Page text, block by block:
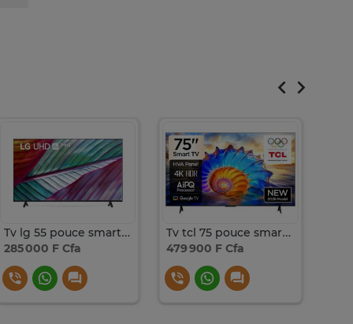
Tv lg 55 pouce smart tv
285 000 F Cfa
Tv tcl 75 pouce smart tv
479 900 F Cfa